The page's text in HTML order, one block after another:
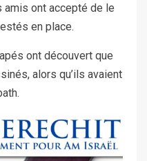
amis ont accepté de le
en place.
ont découvert que
alors qu’ils avaient